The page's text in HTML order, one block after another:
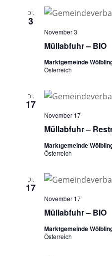
DI.
3
Müllabfuhr – BIO
November 3
Marktgemeinde
Österreich
DI.
17
Müllabfuhr –
November 17
Marktgemeinde
Österreich
DI.
17
Müllabfuhr – BIO
November 17
Marktgemeinde
Österreich